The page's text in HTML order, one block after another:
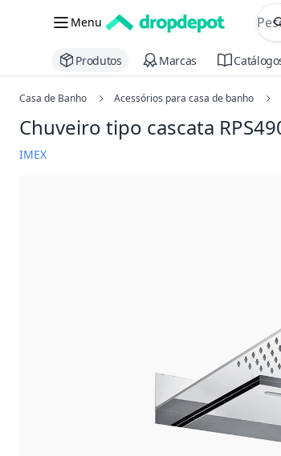
Menu
Produtos Marcas
Casa de Banho Acessórios para casa de banho
Chuveiro tipo cascata
IMEX